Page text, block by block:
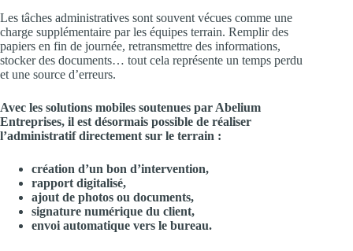
Les tâches administratives sont souvent vécues comme une
charge supplémentaire par les équipes terrain. Remplir des
papiers en fin de journée, retransmettre des informations,
stocker des documents… tout cela représente un temps perdu
et une source d’erreurs.
Avec les solutions mobiles soutenues par Abelium
Entreprises, il est désormais possible de réaliser
l’administratif directement sur le terrain :
création d’un bon d’intervention,
rapport digitalisé,
ajout de photos ou documents,
signature numérique du client,
envoi automatique vers le bureau.